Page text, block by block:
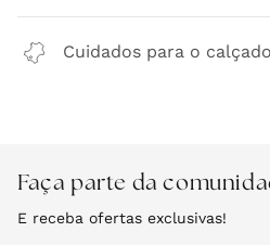
Cuidados para o calçado
Faça parte da
E receba ofertas exclusivas!